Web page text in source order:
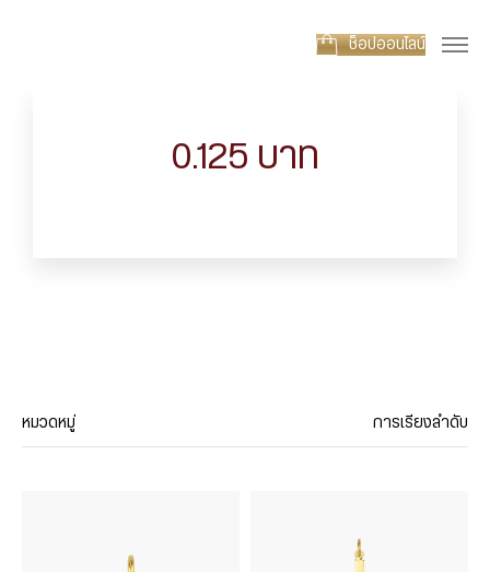
ช็อปออนไลน์
0.125 บาท
หมวดหมู่
ฮั่วเซ่งเฮง ช็อปออนไลน์
การเรียงลำดับ